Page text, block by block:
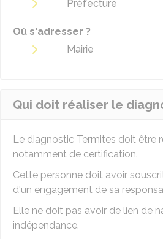
Préfecture
Où s'adresser ?
Mairie
Qui doit réaliser le
Le diagnostic Termites doit être
notamment de certification.
Cette personne doit avoir
d'un engagement de sa
Elle ne doit pas avoir de lien de
indépendance.